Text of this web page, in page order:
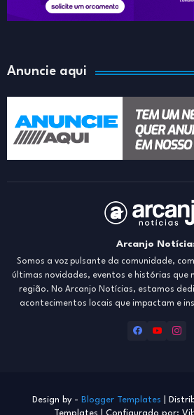
Anuncie aqui
Arcanjo
Somos a voz pulsante da comunidade,
últimas novidades, eventos e histórias que
região. No Arcanjo Notícias, estamos
acontecimentos locais que impactam e
Design by - Blogger Templates |
Templates | Configurado por: